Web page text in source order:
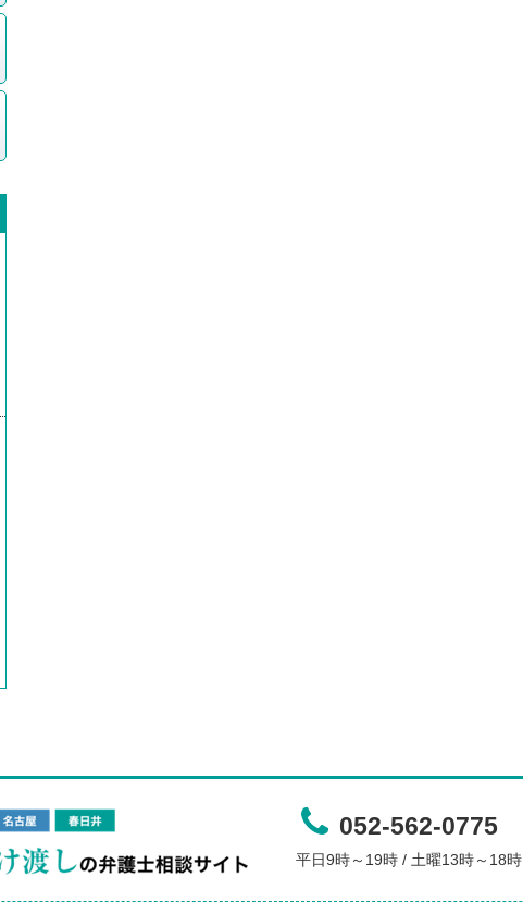
052-562-0775
平日9時～19時 / 土曜13時～18時